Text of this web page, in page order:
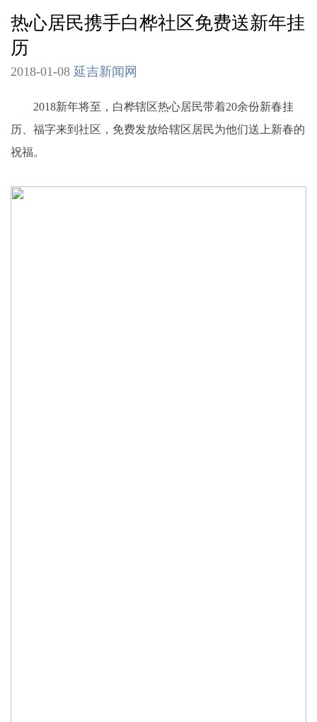
热心居民携手白桦社区免费送新年挂
历
2018-01-08 延吉新闻网
2018新年将至，白桦辖区热心居民带着20余份新春挂
历、福字来到社区，免费发放给辖区居民为他们送上新春的
祝福。